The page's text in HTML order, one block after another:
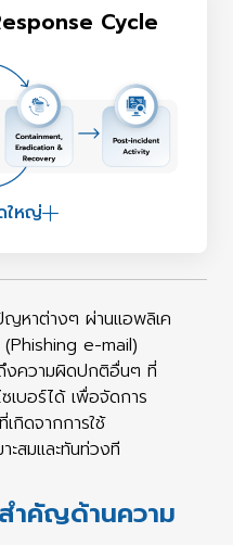
Cycle
ใหญ่
หาต่างๆ ผ่านแอพลิเค
e-mail)
งความผิดปกติอื่นๆ ที่
เบอร์ได้ เพื่อจัดการ
กิดจากการใช้
ะสมและทันท่วงที
าคัญด้านความ